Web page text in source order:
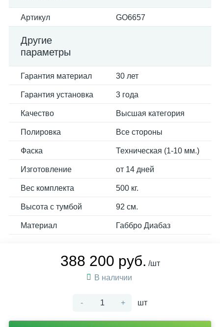
Артикул GO6657
Другие
параметры
Гарантия материал 30 лет
Гарантия установка 3 года
Качество Высшая категория
Полировка Все стороны
Фаска Техническая (1-10 мм.)
Изготовление от 14 дней
Вес комплекта 500 кг.
Высота с тумбой 92 см.
Материал Габбро Диабаз
388 200 руб. /шт
В наличии
- + шт